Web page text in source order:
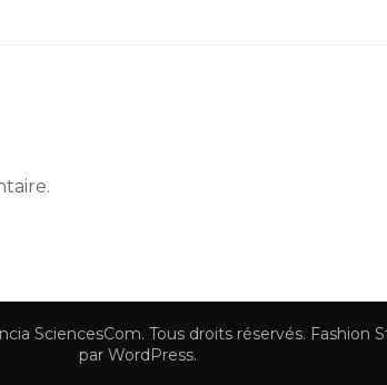
SciencesCom. Tous droits réservés. Fashion
par WordPress.